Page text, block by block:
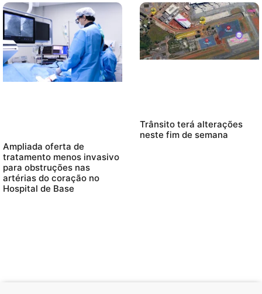
Ampliada oferta de
tratamento menos invasivo
para obstruções nas
artérias do coração no
Hospital de Base
Trânsito terá alterações
neste fim de semana